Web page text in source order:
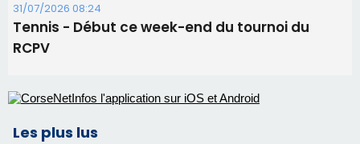
31/07/2026 08:24
Tennis - Début ce week-end du tournoi du
RCPV
Les plus lus